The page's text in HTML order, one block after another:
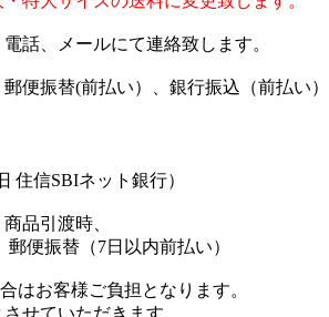
話、メールにて連絡致します。
便振替(前払い）、銀行振込（前払い）
住信SBIネット銀行）
品引渡時、
7日以内前払い）
はお客様ご負担となります。
せていただきます。